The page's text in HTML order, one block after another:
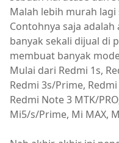
Malah lebih murah
Contohnya saja
banyak sekali dijual di
membuat banyak
Mulai dari Redmi 1s,
Redmi 3s/Prime,
Redmi Note 3 MTK/
Mi5/s/Prime, Mi MAX,